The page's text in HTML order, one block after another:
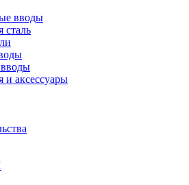
вводы
сталь
и аксессуары